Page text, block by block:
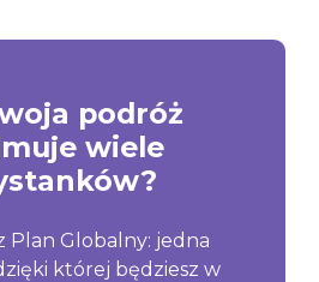
podróż
wiele
Plan Globalny: jedna
której będziesz w